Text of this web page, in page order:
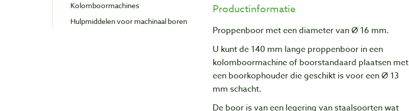
Kolomboormachines
Hulpmiddelen voor machinaal boren
Productinformatie
Proppenboor met een diameter van Ø 16 mm.
U kunt de 140 mm lange proppenboor in een
kolomboormachine of boorstandaard plaatsen met
een boorkophouder die geschikt is voor een Ø 13
mm schacht.
De boor is van een legering van staalsoorten wat